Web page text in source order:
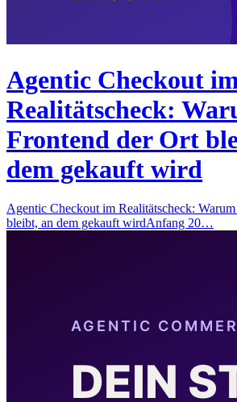
Agentic Checkout
Realitätscheck:
Frontend der Ort
dem gekauft wird
Agentic Checkout im Realitätscheck:
bleibt, an dem gekauft wirdAnfang 20…